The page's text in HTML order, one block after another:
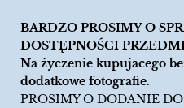
BARDZO PROSIMY O
DOSTĘPNOŚCI
Na życzenie kupujacego
dodatkowe fotografie.
PROSIMY O DODANIE